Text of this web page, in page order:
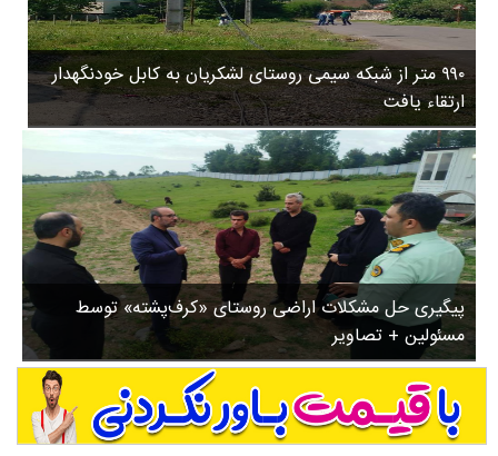
روستاها
ورزشی
سیاسی
چندرسانه ای
مسیر گردشگری دیلمان
درباره ما
۹۹۰ متر از شبکه سیمی روستای لشکریان به کابل خودنگهدار
ارتقاء یافت
پیگیری حل مشکلات اراضی روستای «کرف‌پشته» توسط
مسئولین + تصاویر
۳
۵
۸
ب
ا
ز
ن
ش
س
ت
ش
د
.